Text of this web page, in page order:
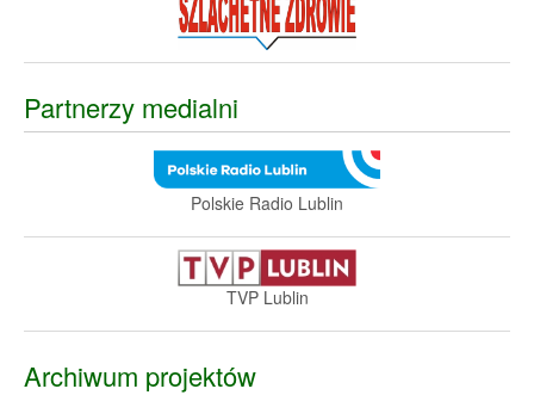
Partnerzy medialni
Polskie Radio Lublin
TVP Lublin
Archiwum projektów